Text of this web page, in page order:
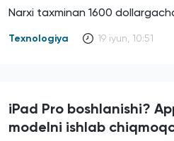
Narxi taxminan 1600
Texnologiya 19 iyun, 10:51
iPad Pro boshlanishi?
modelni ishlab